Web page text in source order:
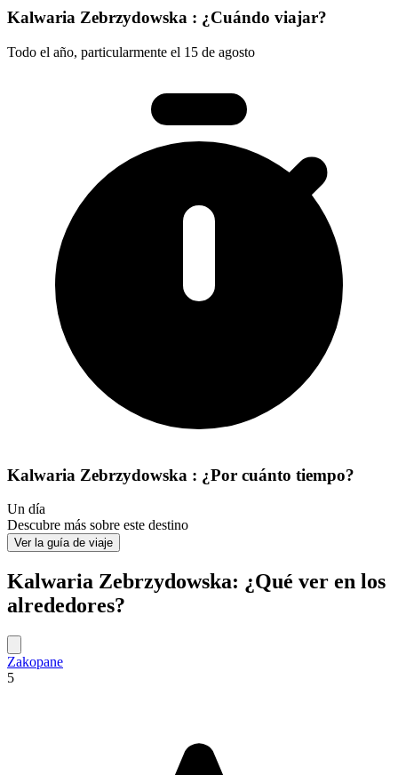
Kalwaria Zebrzydowska : ¿Cuándo viajar?
Todo el año, particularmente el 15 de agosto
Kalwaria Zebrzydowska : ¿Por cuánto tiempo?
Un día
Descubre más sobre este destino
Ver la guía de viaje
Kalwaria Zebrzydowska: ¿Qué ver en los
alrededores?
Zakopane
5